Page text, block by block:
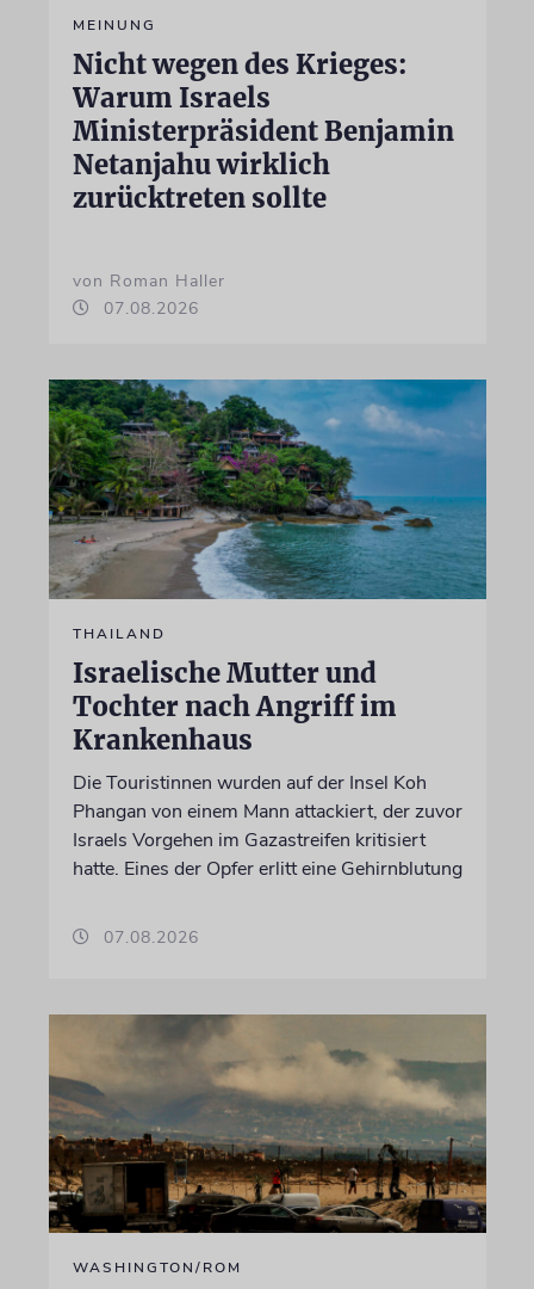
MEINUNG
Nicht wegen des Krieges:
Warum Israels
Ministerpräsident Benjamin
Netanjahu wirklich
zurücktreten sollte
von Roman Haller
07.08.2026
THAILAND
Israelische Mutter und
Tochter nach Angriff im
Krankenhaus
Die Touristinnen wurden auf der Insel Koh
Phangan von einem Mann attackiert, der zuvor
Israels Vorgehen im Gazastreifen kritisiert
hatte. Eines der Opfer erlitt eine Gehirnblutung
07.08.2026
WASHINGTON/ROM